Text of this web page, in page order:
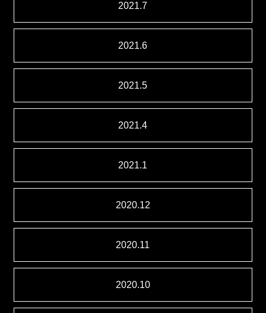
2021.7
2021.6
2021.5
2021.4
2021.1
2020.12
2020.11
2020.10